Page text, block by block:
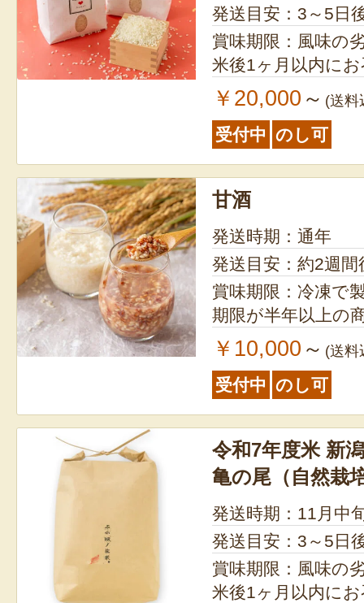
発送目安：3～5日
賞味期限：風味の
米後1ヶ月以内に
￥20,000 ～ (送料
受付中 のし可
甘酒
発送時期：通年
発送目安：約2週間
賞味期限：冷凍で製
期限が半年以上の
￥10,000 ～ (送料
受付中 のし可
令和7年度米 新
亀の尾（自然栽
発送時期：11月中
発送目安：3～5日
賞味期限：風味の
米後1ヶ月以内に